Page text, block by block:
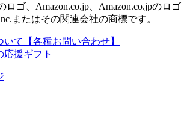
ロゴ、Amazon.co.jp、Amazon.co.jpのロゴ
またはその関連会社の商標です。
いて【各種お問い合わせ】
応援ギフト